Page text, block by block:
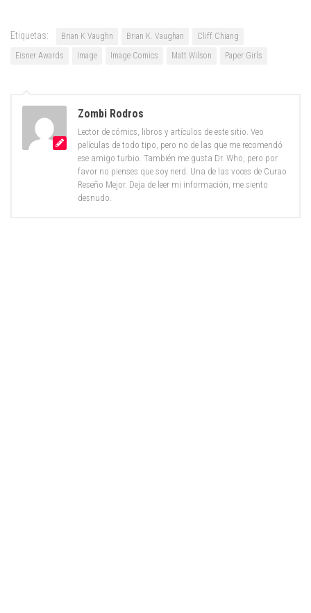
Etiquetas: Brian K Vaughn Brian K. Vaughan
Cliff Chiang
Eisner Awards
Image Image Comics Matt Wilson Paper Girls
Zombi Rodros
Lector de cómics, libros y artículos de este sitio. Veo
películas de todo tipo, pero no de las que me recomendó
ese amigo turbio. También me gusta Dr. Who, pero por
favor no pienses que soy nerd. Una de las voces de Curao
Reseño Mejor. Deja de leer mi información, me siento
desnudo.